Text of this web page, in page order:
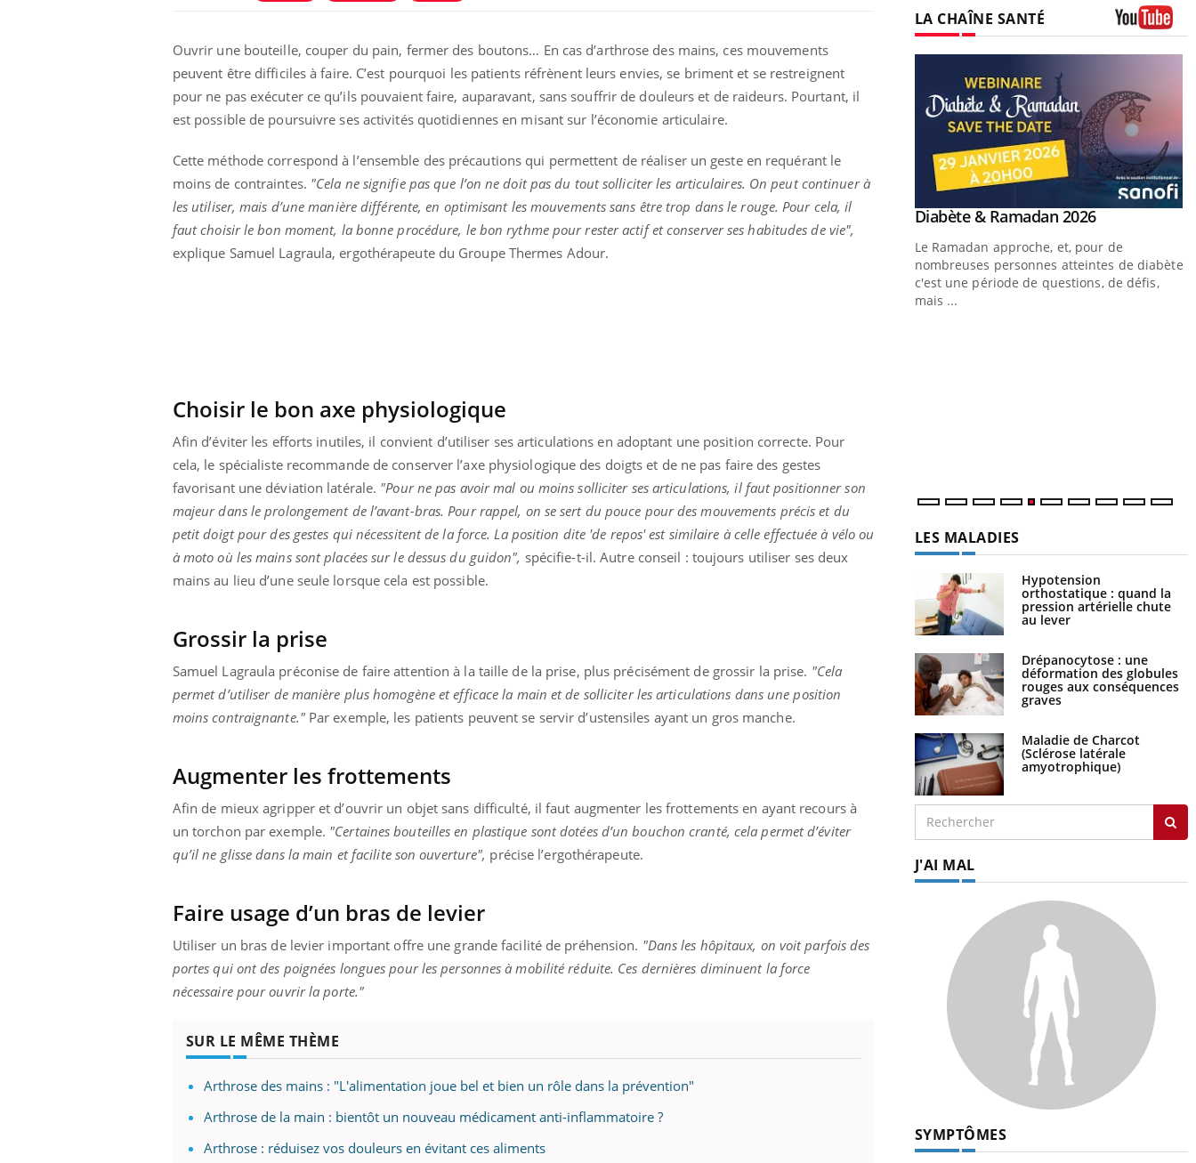
Ouvrir une bouteille, couper du pain, fermer des boutons… En cas d’arthrose des mains, ces mouvements
peuvent être difficiles à faire. C’est pourquoi les patients réfrènent leurs envies, se briment et se restreignent
pour ne pas exécuter ce qu’ils pouvaient faire, auparavant, sans souffrir de douleurs et de raideurs. Pourtant, il
est possible de poursuivre ses activités quotidiennes en misant sur l’économie articulaire.
Cette méthode correspond à l’ensemble des précautions qui permettent de réaliser un geste en requérant le
moins de contraintes. "Cela ne signifie pas que l’on ne doit pas du tout solliciter les articulaires. On peut continuer à
les utiliser, mais d’une manière différente, en optimisant les mouvements sans être trop dans le rouge. Pour cela, il
faut choisir le bon moment, la bonne procédure, le bon rythme pour rester actif et conserver ses habitudes de vie",
explique Samuel Lagraula, ergothérapeute du Groupe Thermes Adour.
Choisir le bon axe physiologique
Afin d’éviter les efforts inutiles, il convient d’utiliser ses articulations en adoptant une position correcte. Pour
cela, le spécialiste recommande de conserver l’axe physiologique des doigts et de ne pas faire des gestes
favorisant une déviation latérale. "Pour ne pas avoir mal ou moins solliciter ses articulations, il faut positionner son
majeur dans le prolongement de l’avant-bras. Pour rappel, on se sert du pouce pour des mouvements précis et du
petit doigt pour des gestes qui nécessitent de la force. La position dite 'de repos' est similaire à celle effectuée à vélo ou
à moto où les mains sont placées sur le dessus du guidon", spécifie-t-il. Autre conseil : toujours utiliser ses deux
mains au lieu d’une seule lorsque cela est possible.
Grossir la prise
Samuel Lagraula préconise de faire attention à la taille de la prise, plus précisément de grossir la prise. "Cela
permet d’utiliser de manière plus homogène et efficace la main et de solliciter les articulations dans une position
moins contraignante."Par exemple, les patients peuvent se servir d’ustensiles ayant un gros manche.
Augmenter les frottements
Afin de mieux agripper et d’ouvrir un objet sans difficulté, il faut augmenter les frottements en ayant recours à
un torchon par exemple. "Certaines bouteilles en plastique sont dotées d’un bouchon cranté, cela permet d’éviter
qu’il ne glisse dans la main et facilite son ouverture", précise l’ergothérapeute.
Faire usage d’un bras de levier
Utiliser un bras de levier important offre une grande facilité de préhension. "Dans les hôpitaux, on voit parfois des
portes qui ont des poignées longues pour les personnes à mobilité réduite. Ces dernières diminuent la force
nécessaire pour ouvrir la porte."
SUR LE MÊME THÈME
Arthrose des mains : "L'alimentation joue bel et bien un rôle dans la prévention"
Arthrose de la main : bientôt un nouveau médicament anti-inflammatoire ?
Arthrose : réduisez vos douleurs en évitant ces aliments
LA CHAÎNE SANTÉ
Carence en fer : comprendre pour
Youtube
Fatigue, irritabilité, brouillard mental ou
Youtube
Insuline & Charge mentale : et si on
osait en parler??Youtube
En 2026, l'insuline dans le diabète de type 2
Youtube
Eczéma Chronique des Mains : se
préparer pour l’été !Youtube
Youtube
Diabète & Ramadan 2026Youtube
Le Ramadan approche, et, pour de
nombreuses personnes atteintes de diabète,
c'est une période de questions, de défis,
mais ...
LES MALADIES
Hypotension
orthostatique : quand la
pression artérielle chute
au lever
Drépanocytose : une
déformation des globules
rouges aux conséquences
graves
Maladie de Charcot
(Sclérose latérale
amyotrophique)
J'AI MAL
SYMPTÔMES